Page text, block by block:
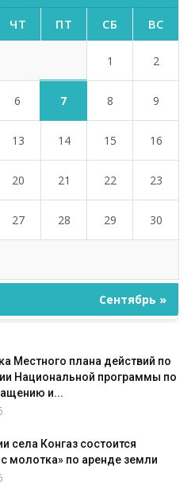
ЧТ ПТ СБ ВС
1 2
6 7 8 9
13 14 15 16
20 21 22 23
27 28 29 30
Сентябрь »
Местного плана действий по
Национальной программы по
и...
села Конгаз состоится
молотка» по аренде земли